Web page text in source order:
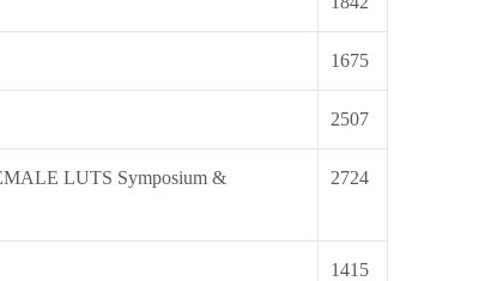
1675
2507
LUTS Symposium &
2724
1415